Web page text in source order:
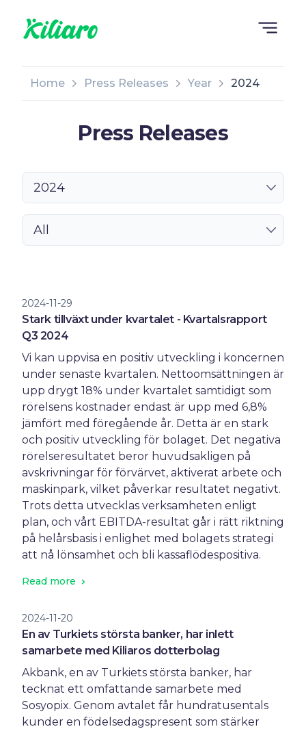
Home Press Releases Year 2024
Press Releases
2024
All
2024-11-29
Stark tillväxt under kvartalet - Kvartalsrapport
Q3 2024
Vi kan uppvisa en positiv utveckling i koncernen
under senaste kvartalen. Nettoomsättningen är
upp drygt 18% under kvartalet samtidigt som
rörelsens kostnader endast är upp med 6,8%
jämfört med föregående år. Detta är en stark
och positiv utveckling för bolaget. Det negativa
rörelseresultatet beror huvudsakligen på
avskrivningar för förvärvet, aktiverat arbete och
maskinpark, vilket påverkar resultatet negativt.
Trots detta utvecklas verksamheten enligt
plan, och vårt EBITDA-resultat går i rätt riktning
på helårsbasis i enlighet med bolagets strategi
att nå lönsamhet och bli kassaflödespositiva.
Read more
2024-11-20
En av Turkiets största banker, har inlett
samarbete med Kiliaros dotterbolag
Akbank, en av Turkiets största banker, har
tecknat ett omfattande samarbete med
Sosyopix. Genom avtalet får hundratusentals
kunder en födelsedagspresent som stärker